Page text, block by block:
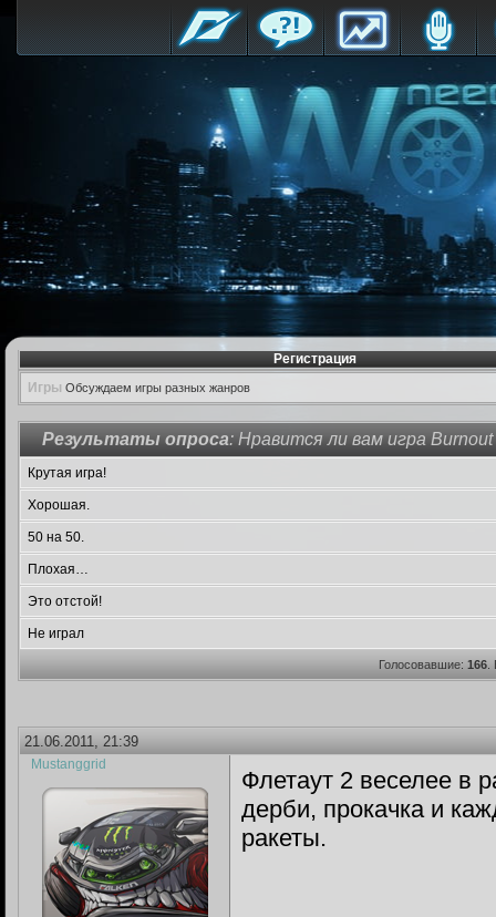
Регистрация
Игры Обсуждаем игры разных жанров
Результаты опроса: Нравится ли вам игра
Крутая игра!
Хорошая.
50 на 50.
Плохая…
Это отстой!
Не играл
Голосовавшие:166
21.06.2011, 21:39
Mustanggrid
Флетаут 2 веселее в
дерби, прокачка и
ракеты.